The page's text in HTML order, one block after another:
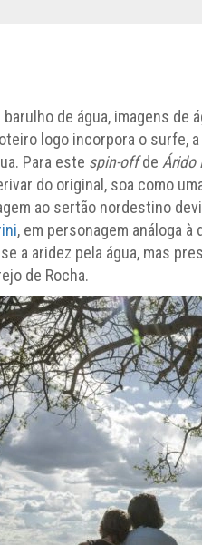
de água, imagens de
logo incorpora o surfe,
Para este spin-offde Árido
do original, soa como
ao sertão nordestino
, em personagem análoga à
a aridez pela água, mas
de Rocha.